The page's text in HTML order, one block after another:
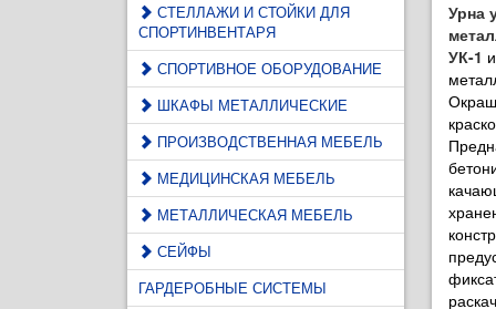
СТЕЛЛАЖИ И СТОЙКИ ДЛЯ
СПОРТИНВЕНТАРЯ
СПОРТИВНОЕ ОБОРУДОВАНИЕ
ШКАФЫ МЕТАЛЛИЧЕСКИЕ
ПРОИЗВОДСТВЕННАЯ МЕБЕЛЬ
МЕДИЦИНСКАЯ МЕБЕЛЬ
МЕТАЛЛИЧЕСКАЯ МЕБЕЛЬ
СЕЙФЫ
ГАРДЕРОБНЫЕ СИСТЕМЫ
Урна
УК-1